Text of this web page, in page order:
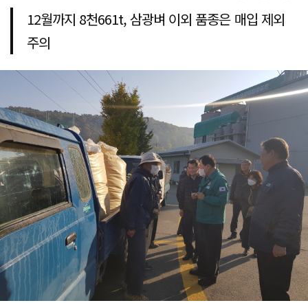
12월까지 8천661t, 삼광벼 이외 품종은 매입 제외
주의